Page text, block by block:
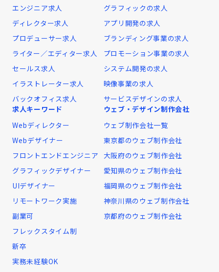
エンジニア求人
ディレクター求人
プロデューサー求人
ライター／エディター求人
セールス求人
イラストレーター求人
バックオフィス求人
グラフィックの求人
アプリ開発の求人
ブランディング事業の求人
プロモーション事業の求人
システム開発の求人
映像事業の求人
サービスデザインの求人
求人キーワード
Webディレクター
Webデザイナー
フロントエンドエンジニア
グラフィックデザイナー
UIデザイナー
リモートワーク実施
副業可
フレックスタイム制
新卒
実務未経験OK
ウェブ・デザイン制作会社
ウェブ制作会社一覧
東京都のウェブ制作会社
大阪府のウェブ制作会社
愛知県のウェブ制作会社
福岡県のウェブ制作会社
神奈川県のウェブ制作会社
京都府のウェブ制作会社